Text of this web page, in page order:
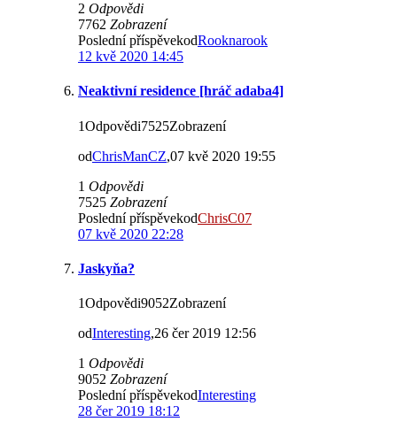
2 Odpovědi
7762 Zobrazení
Poslední příspěvekodRooknarook
12 kvě 2020 14:45
Neaktivní residence [hráč adaba4]
1Odpovědi7525Zobrazení
odChrisManCZ,07 kvě 2020 19:55
1 Odpovědi
7525 Zobrazení
Poslední příspěvekodChrisC07
07 kvě 2020 22:28
Jaskyňa?
1Odpovědi9052Zobrazení
odInteresting,26 čer 2019 12:56
1 Odpovědi
9052 Zobrazení
Poslední příspěvekodInteresting
28 čer 2019 18:12